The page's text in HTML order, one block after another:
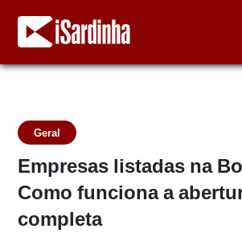
Geral
Empresas listadas na
Como funciona a
completa